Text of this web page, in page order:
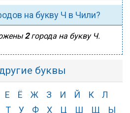
на букву Ч в Чили?
2города на букву Ч.
буквы
Е Ё Ж З И Й К
Л
Т У Ф Х Ц Ш Щ
Ы